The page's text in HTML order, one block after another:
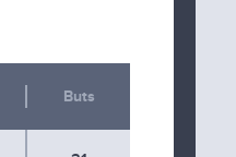
Buts